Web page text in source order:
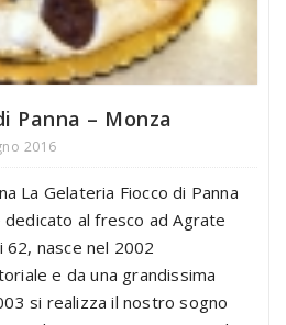
Panna – Monza
2016
La Gelateria Fiocco di Panna
al fresco ad Agrate
nasce nel 2002
e da una grandissima
si realizza il nostro sogno